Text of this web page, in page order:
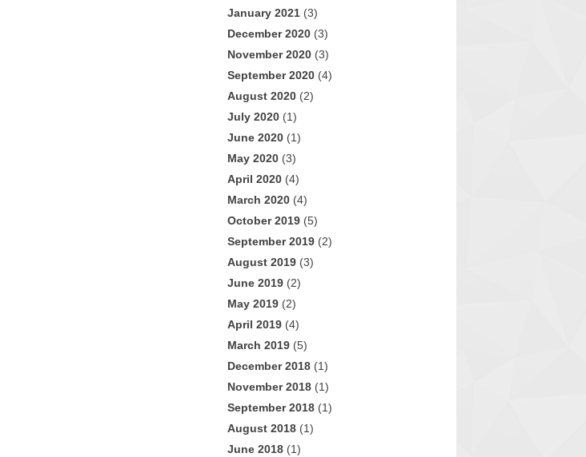
January 2021 (3)
December 2020 (3)
November 2020 (3)
September 2020 (4)
August 2020 (2)
July 2020 (1)
June 2020 (1)
May 2020 (3)
April 2020 (4)
March 2020 (4)
October 2019 (5)
September 2019 (2)
August 2019 (3)
June 2019 (2)
May 2019 (2)
April 2019 (4)
March 2019 (5)
December 2018 (1)
November 2018 (1)
September 2018 (1)
August 2018 (1)
June 2018 (1)